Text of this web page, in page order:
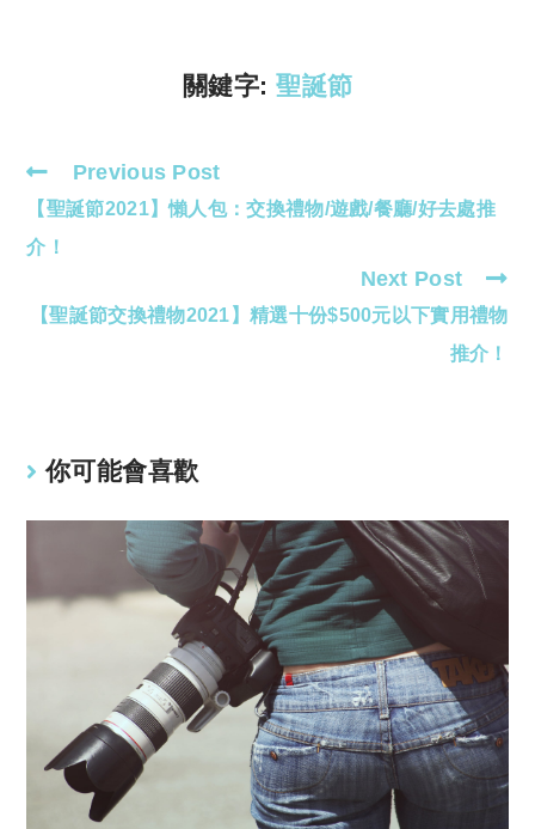
關鍵字: 聖誕節
Read
more
articles
Previous Post
【聖誕節2021】懶人包：交換禮物/遊戲/餐廳/好去處推
介！
Next Post
【聖誕節交換禮物2021】精選十份$500元以下實用禮物
推介！
你可能會喜歡